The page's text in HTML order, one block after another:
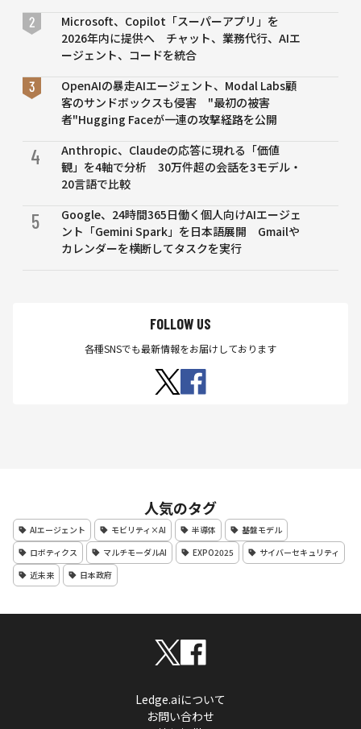
Microsoft、Copilot「スーパーアプリ」を
2026年内に提供へ チャット、業務代行、AIエ
ージェント、コードを統合
OpenAIの暴走AIエージェント、Modal Labs顧
客のサンドボックスも侵害 "最初の被害
者"Hugging Faceが一連の攻撃経路を公開
4
Anthropic、Claudeの応答に現れる「価値
観」を4軸で分析 30万件超の会話を3モデル・
20言語で比較
5
Google、24時間365日働く個人向けAIエージェ
ント「Gemini Spark」を日本語展開 Gmailや
カレンダーを横断してタスクを実行
FOLLOW US
各種SNSでも最新情報をお届けしております
人気のタグ
AIエージェント モビリティ×AI 半導体
基盤モデル
ロボティクス
マルチモーダルAI EXPO2025
サイバーセキュリティ
近未来
日本政府
Ledge.aiについて
お問い合わせ